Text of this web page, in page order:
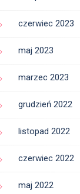
czerwiec 2023
maj 2023
marzec 2023
grudzień 2022
listopad 2022
czerwiec 2022
maj 2022